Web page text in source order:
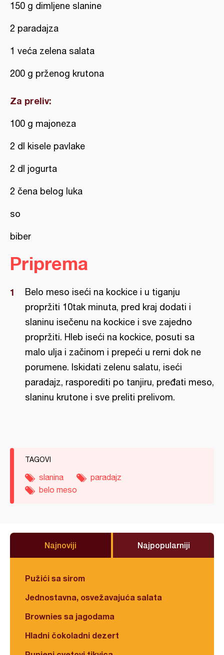
150 g dimljene slanine
2 paradajza
1 veća zelena salata
200 g prženog krutona
Za preliv:
100 g majoneza
2 dl kisele pavlake
2 dl jogurta
2 čena belog luka
so
biber
Priprema
Belo meso iseći na kockice i u tiganju
propržiti 10tak minuta, pred kraj dodati i
slaninu isečenu na kockice i sve zajedno
propržiti. Hleb iseći na kockice, posuti sa
malo ulja i začinom i prepeći u rerni dok ne
porumene. Iskidati zelenu salatu, iseći
paradajz, rasporediti po tanjiru, pređati meso,
slaninu krutone i sve preliti prelivom.
TAGOVI
slanina
paradajz
belo meso
Najnoviji Najpopularniji
Pužići sa sirom
Jednostavna, osvežavajuća salata
Brownies sa jagodama
Hladni čokoladni dezert